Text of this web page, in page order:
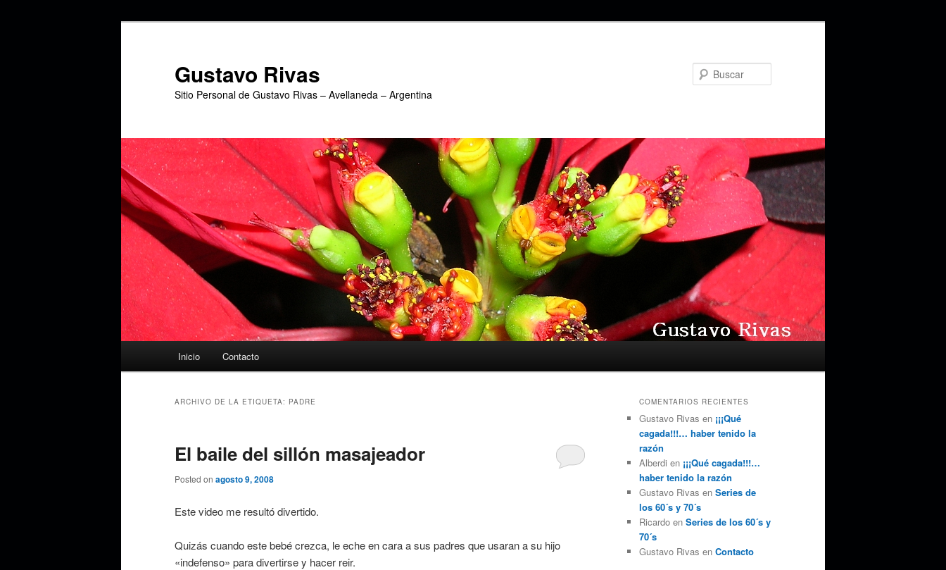
Gustavo Rivas
Sitio Personal de Gustavo Rivas – Avellaneda – Argentina
Inicio Contacto
ARCHIVO DE LA ETIQUETA: PADRE
El baile del sillón masajeador
Posted on agosto 9, 2008
Este video me resultó divertido.
Quizás cuando este bebé crezca, le eche en cara a sus padres que usaran a su hijo
«indefenso» para divertirse y hacer reir.
COMENTARIOS RECIENTES
Gustavo Rivas en ¡¡¡Qué
cagada!!!… haber tenido la
razón
Alberdi en ¡¡¡Qué cagada!!!…
haber tenido la razón
Gustavo Rivas en Series de
los 60´s y 70´s
Ricardo en Series de los 60´s y
70´s
Gustavo Rivas en Contacto